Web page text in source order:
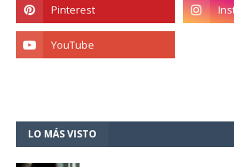
LO MÁS VISTO